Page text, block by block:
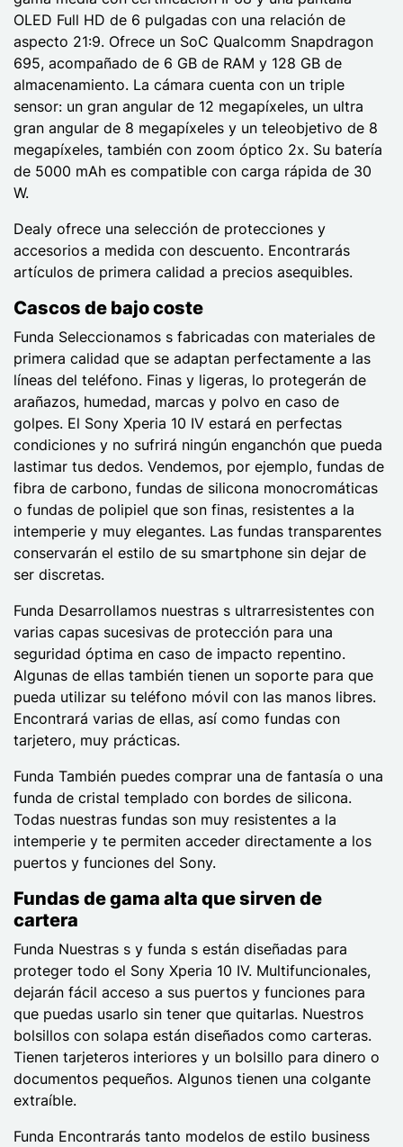
OLED Full HD de 6 pulgadas con una relación de
aspecto 21:9. Ofrece un SoC Qualcomm Snapdragon
695, acompañado de 6 GB de RAM y 128 GB de
almacenamiento. La cámara cuenta con un triple
sensor: un gran angular de 12 megapíxeles, un ultra
gran angular de 8 megapíxeles y un teleobjetivo de 8
megapíxeles, también con zoom óptico 2x. Su batería
de 5000 mAh es compatible con carga rápida de 30
W.
Dealy ofrece una selección de protecciones y
accesorios a medida con descuento. Encontrarás
artículos de primera calidad a precios asequibles.
Cascos de bajo coste
Funda Seleccionamos s fabricadas con materiales de
primera calidad que se adaptan perfectamente a las
líneas del teléfono. Finas y ligeras, lo protegerán de
arañazos, humedad, marcas y polvo en caso de
golpes. El Sony Xperia 10 IV estará en perfectas
condiciones y no sufrirá ningún enganchón que pueda
lastimar tus dedos. Vendemos, por ejemplo, fundas de
fibra de carbono, fundas de silicona monocromáticas
o fundas de polipiel que son finas, resistentes a la
intemperie y muy elegantes. Las fundas transparentes
conservarán el estilo de su smartphone sin dejar de
ser discretas.
Funda Desarrollamos nuestras s ultrarresistentes con
varias capas sucesivas de protección para una
seguridad óptima en caso de impacto repentino.
Algunas de ellas también tienen un soporte para que
pueda utilizar su teléfono móvil con las manos libres.
Encontrará varias de ellas, así como fundas con
tarjetero, muy prácticas.
Funda También puedes comprar una de fantasía o una
funda de cristal templado con bordes de silicona.
Todas nuestras fundas son muy resistentes a la
intemperie y te permiten acceder directamente a los
puertos y funciones del Sony.
Fundas de gama alta que sirven de
cartera
Funda Nuestras s y funda s están diseñadas para
proteger todo el Sony Xperia 10 IV. Multifuncionales,
dejarán fácil acceso a sus puertos y funciones para
que puedas usarlo sin tener que quitarlas. Nuestros
bolsillos con solapa están diseñados como carteras.
Tienen tarjeteros interiores y un bolsillo para dinero o
documentos pequeños. Algunos tienen una colgante
extraíble.
Funda Encontrarás tanto modelos de estilo business